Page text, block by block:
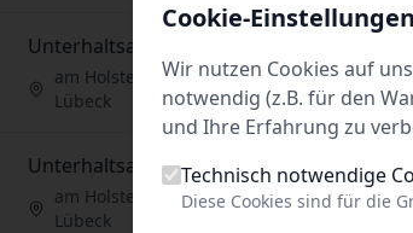
Unterhaltsam, informativ & authentisch
am Holstentor auf Seite der Grünanlage
Lübeck
Unterhaltsam, informativ & authentisch
am Holstentor auf Seite der Grünanlage
Lübeck
Cookie-Einstellungen
Wir nutzen Cookies auf
notwendig (z.B. für den
und Ihre Erfahrung zu
Technisch notwendige
Diese Cookies sind für die